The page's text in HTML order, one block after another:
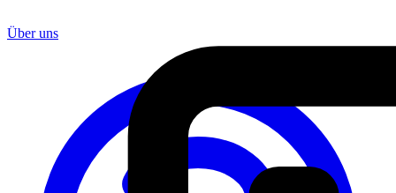
Über uns